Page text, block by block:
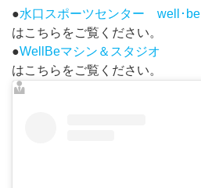
●水口スポーツセンター well･be
はこちらをご覧ください。
●WellBeマシン＆スタジオ
はこちらをご覧ください。